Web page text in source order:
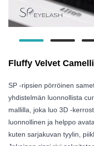
Fluffy Velvet
SP -ripsien pörröinen
yhdistelmän luonnollista
mallilla, joka luo 3D -
luonnollinen ja helppo
kuten sarjakuvan tyylin,